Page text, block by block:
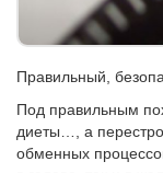
Правильный,
Под правильным
диеты…, а
обменных